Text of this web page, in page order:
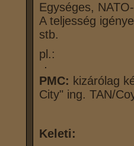
Egységes,
A teljesség
stb.
pl.:
PMC: kizárólag
City" ing. TAN/
Keleti: